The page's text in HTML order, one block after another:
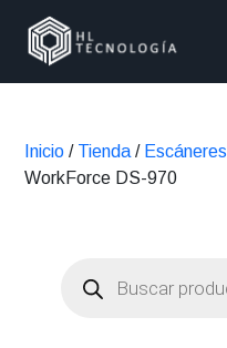
Inicio / Tienda / Escáneres
WorkForce DS-970
productos